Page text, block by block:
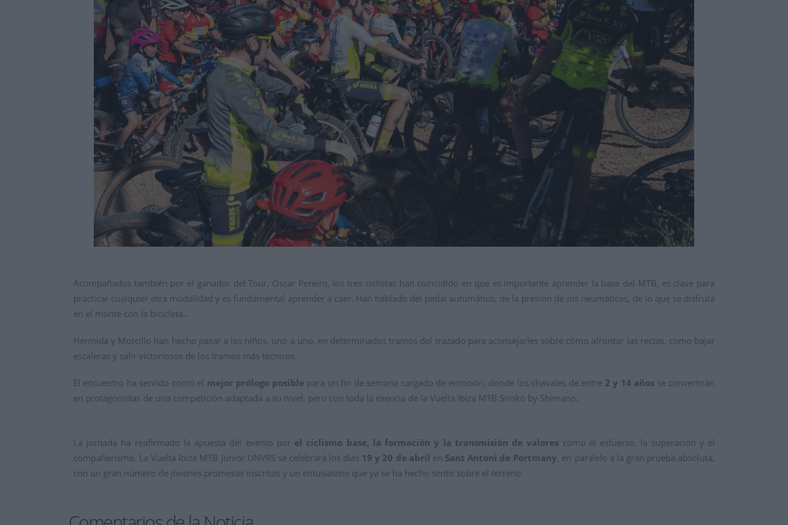
Acompañados también por el ganador del Tour, Oscar Pereiro, los tres ciclistas han coincidido en que es importante aprender la base del MTB, es clave para
practicar cualquier otra modalidad y es fundamental aprender a caer. Han hablado del pedal automático, de la presión de los neumáticos, de lo que se disfruta
en el monte con la bicicleta…
Hermida y Morcillo han hecho pasar a los niños, uno a uno, en determinados tramos del trazado para aconsejarles sobre cómo afrontar las rectas, como bajar
escaleras y salir victoriosos de los tramos más técnicos.
El encuentro ha servido como el mejor prólogo posible para un fin de semana cargado de emoción, donde los chavales de entre 2 y 14 años se convertirán
en protagonistas de una competición adaptada a su nivel, pero con toda la esencia de la Vuelta Ibiza MTB Siroko by Shimano.
La jornada ha reafirmado la apuesta del evento por el ciclismo base, la formación y la transmisión de valores como el esfuerzo, la superación y el
compañerismo. La Vuelta Ibiza MTB Junior UNVRS se celebrará los días 19 y 20 de abril en Sant Antoni de Portmany, en paralelo a la gran prueba absoluta,
con un gran número de jóvenes promesas inscritos y un entusiasmo que ya se ha hecho sentir sobre el terreno.